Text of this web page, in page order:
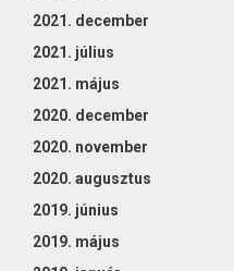
2021. december
2021. július
2021. május
2020. december
2020. november
2020. augusztus
2019. június
2019. május